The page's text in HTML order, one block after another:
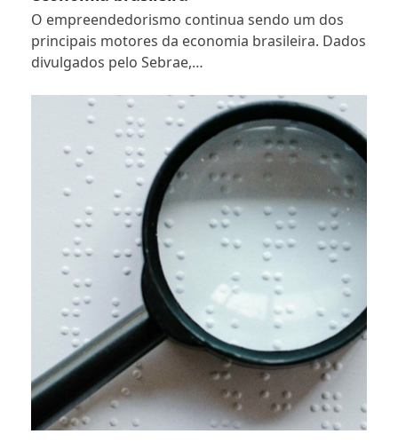
O empreendedorismo continua sendo um dos
principais motores da economia brasileira. Dados
divulgados pelo Sebrae,…